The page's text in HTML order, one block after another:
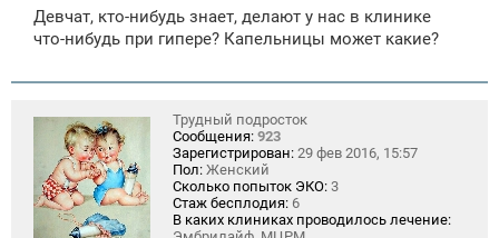
б
щ
и
Девчат, кто-нибудь знает, делают у нас в клинике
что-нибудь при гипере? Капельницы может какие?
Трудный подросток
Сообщения: 923
Зарегистрирован: 29 фев 2016, 15:57
Пол: Женский
Сколько попыток ЭКО: 3
Стаж бесплодия: 6
В каких клиниках проводилось лечение: